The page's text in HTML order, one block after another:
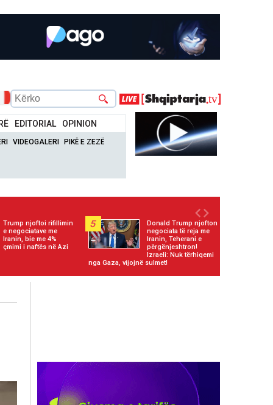
EDITORIAL OPINION
VIDEOGALERI PIKË E ZEZË
Trump njoftoi rifillimin
e negociatave me
Iranin, bie me 4%
çmimi i naftës në Azi
5
Donald Trump njofton
negociata të reja me
Iranin, Teherani e
përgënjeshtron!
Izraeli: Nuk tërhiqemi
nga Gaza, vijojnë sulmet!